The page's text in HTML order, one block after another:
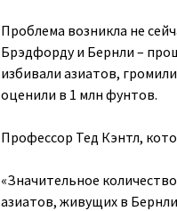
Проблема возникла не
Брэдфорду и Бернли –
избивали азиатов,
оценили в 1 млн фунтов.
Профессор Тед Кэнтл,
«Значительное
азиатов, живущих в Бернли